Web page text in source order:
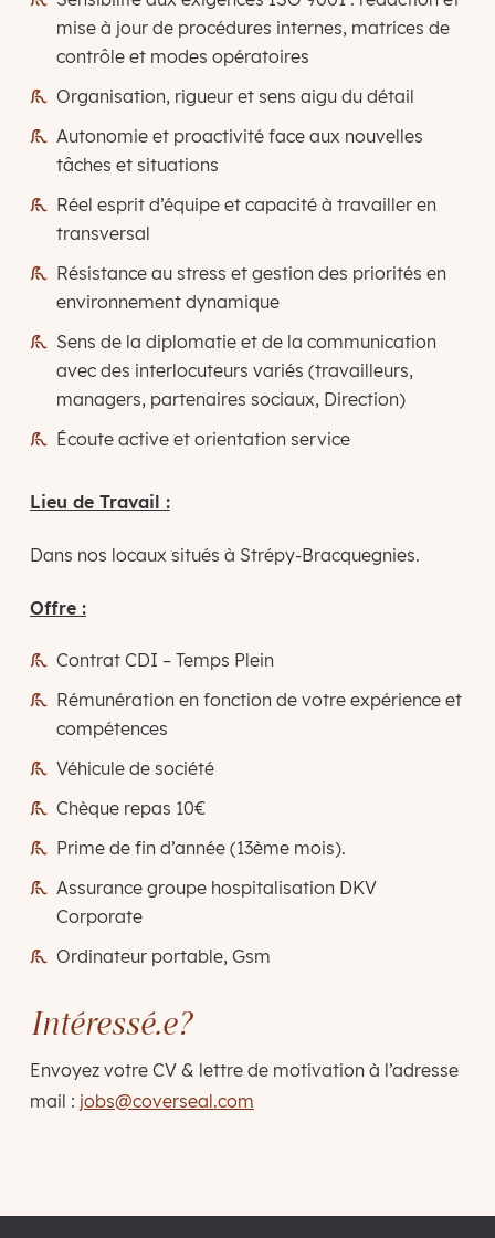
mise à jour de procédures internes, matrices de
contrôle et modes opératoires
Organisation, rigueur et sens aigu du détail
Autonomie et proactivité face aux nouvelles
tâches et situations
Réel esprit d’équipe et capacité à travailler en
transversal
Résistance au stress et gestion des priorités en
environnement dynamique
Sens de la diplomatie et de la communication
avec des interlocuteurs variés (travailleurs,
managers, partenaires sociaux, Direction)
Écoute active et orientation service
Lieu de Travail :
Dans nos locaux situés à Strépy-Bracquegnies.
Offre :
Contrat CDI – Temps Plein
Rémunération en fonction de votre expérience et
compétences
Véhicule de société
Chèque repas 10€
Prime de fin d’année (13ème mois).
Assurance groupe hospitalisation DKV
Corporate
Ordinateur portable, Gsm
Intéressé.e?
Envoyez votre CV & lettre de motivation à l’adresse
mail : jobs@coverseal.com